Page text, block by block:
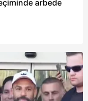
arbede